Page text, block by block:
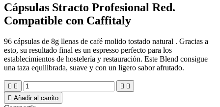
Cápsulas Stracto Profesional Red.
Compatible con Caffitaly
96 cápsulas de 8g llenas de café molido tostado natural . Gracias a
esto, su resultado final es un espresso perfecto para los
establecimientos de hostelería y restauración. Este Blend consigue
una taza equilibrada, suave y con un ligero sabor afrutado.
   
 Añadir al carrito